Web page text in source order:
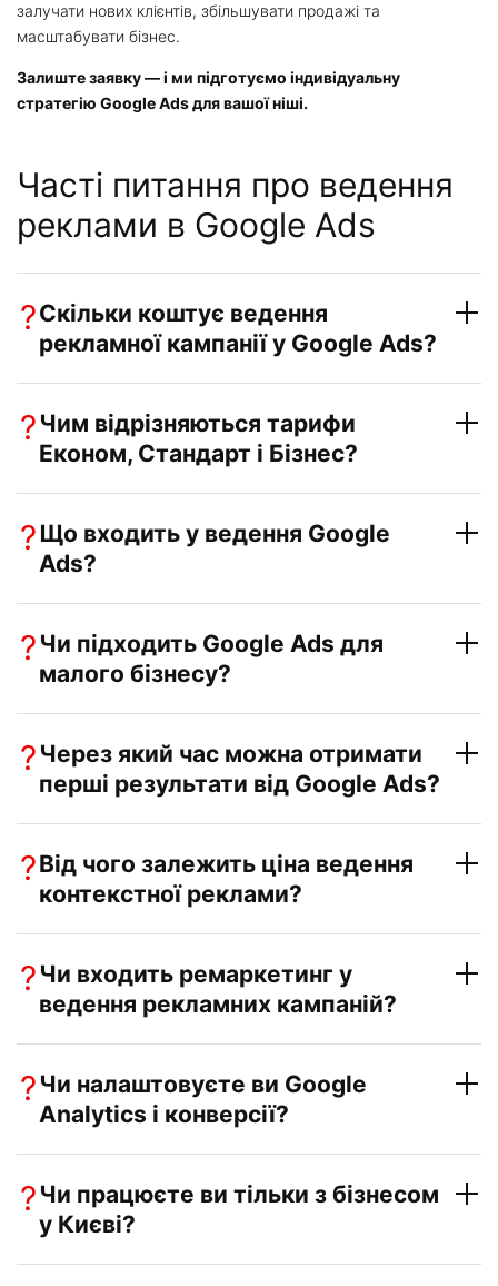
залучати нових клієнтів, збільшувати продажі та
масштабувати бізнес.
Залиште заявку — і ми підготуємо індивідуальну
стратегію Google Ads для вашої ніші.
Часті питання про ведення
реклами в Google Ads
?Скільки коштує ведення
рекламної кампанії у Google Ads?
? Чим відрізняються тарифи
Економ, Стандарт і Бізнес?
? Що входить у ведення Google
Ads?
? Чи підходить Google Ads для
малого бізнесу?
? Через який час можна отримати
перші результати від Google Ads?
?Від чого залежить ціна ведення
контекстної реклами?
? Чи входить ремаркетинг у
ведення рекламних кампаній?
? Чи налаштовуєте ви Google
Analytics і конверсії?
? Чи працюєте ви тільки з бізнесом
у Києві?